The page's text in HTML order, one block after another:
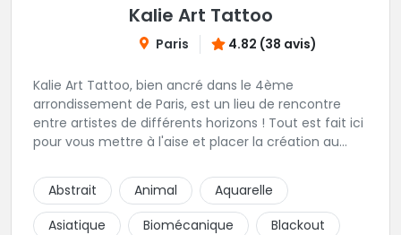
Kalie Art Tattoo
Paris 4.82 (38 avis)
Kalie Art Tattoo, bien ancré dans le 4ème
arrondissement de Paris, est un lieu de rencontre
entre artistes de différents horizons ! Tout est fait ici
pour vous mettre à l'aise et placer la création au
Abstrait
Animal
Aquarelle
Asiatique
Biomécanique
Blackout